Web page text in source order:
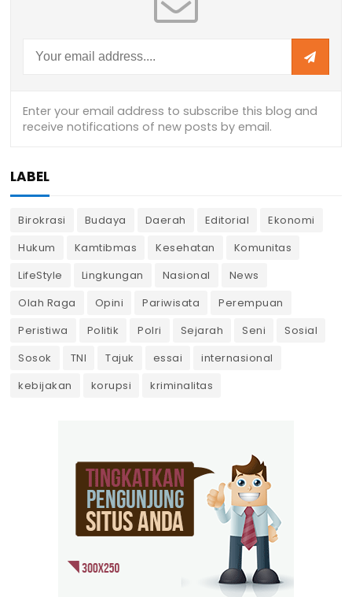
LABEL
Birokrasi Budaya Daerah Editorial
Ekonomi
Hukum
Kamtibmas Kesehatan
Komunitas
LifeStyle
Lingkungan Nasional
News
Olah Raga
Opini Pariwisata
Perempuan
Peristiwa
Politik Polri Sejarah Seni
Sosial
Sosok
TNI Tajuk essai
internasional
kebijakan
korupsi kriminalitas